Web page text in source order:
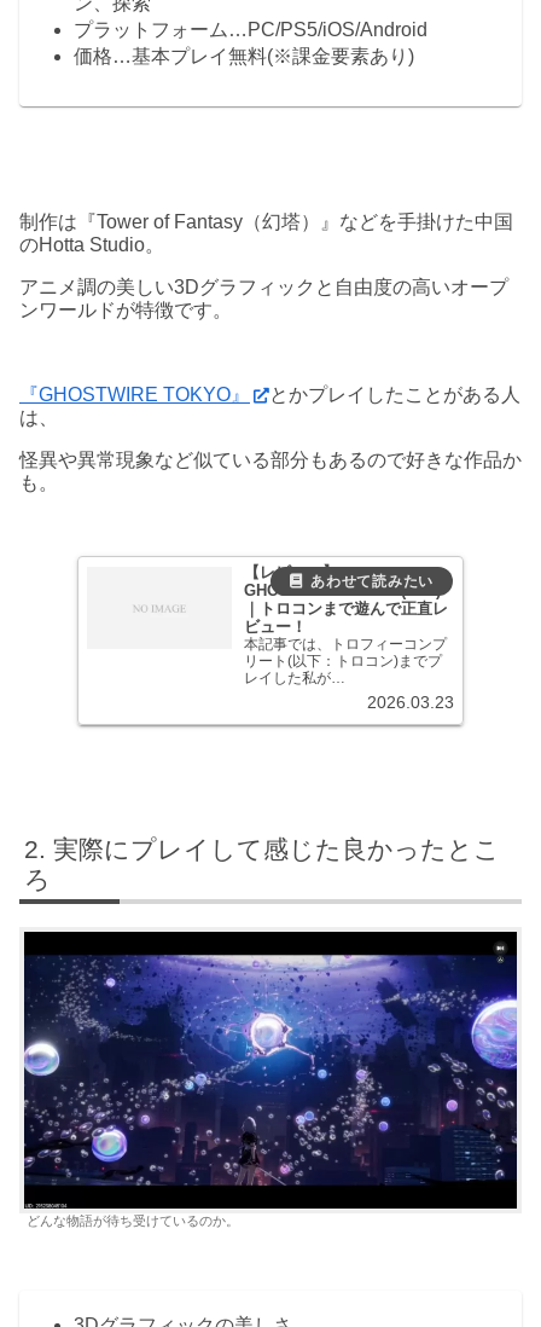
プラットフォーム…PC/PS5/iOS/Android
価格…基本プレイ無料(※課金要素あり)
制作は『Tower of Fantasy（幻塔）』などを手掛けた中国
のHotta Studio。
アニメ調の美しい3Dグラフィックと自由度の高いオープ
ンワールドが特徴です。
『GHOSTWIRE TOKYO』
とかプレイしたことがある人
は、
怪異や異常現象など似ている部分もあるので好きな作品か
も。
【レビュー】
GHOSTWIRE:TOKYO(PS5)
｜トロコンまで遊んで正直レ
ビュー！
本記事では、トロフィーコンプ
リート(以下：トロコン)までプ
レイした私が
『GHOSTWIRE:TOKY...2026.03.23
実際にプレイして感じた良かったとこ
ろ
どんな物語が待ち受けているのか。